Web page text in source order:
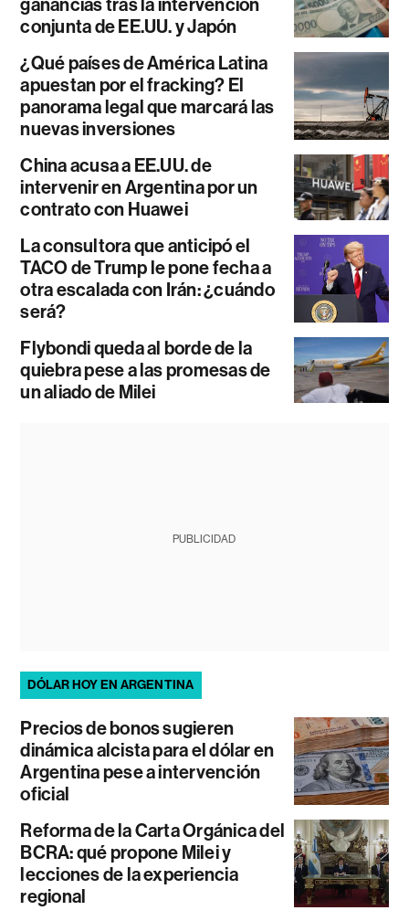
ganancias tras la intervención
conjunta de EE.UU. y Japón
¿Qué países de América Latina
apuestan por el fracking? El
panorama legal que marcará las
nuevas inversiones
China acusa a EE.UU. de
intervenir en Argentina por un
contrato con Huawei
La consultora que anticipó el
TACO de Trump le pone fecha a
otra escalada con Irán: ¿cuándo
será?
Flybondi queda al borde de la
quiebra pese a las promesas de
un aliado de Milei
PUBLICIDAD
DÓLAR HOY EN ARGENTINA
Precios de bonos sugieren
dinámica alcista para el dólar en
Argentina pese a intervención
oficial
Reforma de la Carta Orgánica del
BCRA: qué propone Milei y
lecciones de la experiencia
regional